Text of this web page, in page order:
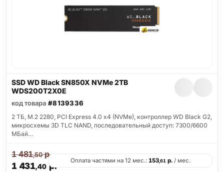
SSD WD Black SN850X NVMe 2TB
WDS200T2X0E
код товара #8139336
2 ТБ, M.2 2280, PCI Express 4.0 x4 (NVMe), контроллер WD Black G2,
микросхемы 3D TLC NAND, последовательный доступ: 7300/6600
МБай…
1 431,40 р.
1 481,50р.
Оплата частями на 12 мес.: 153,61р./ мес.